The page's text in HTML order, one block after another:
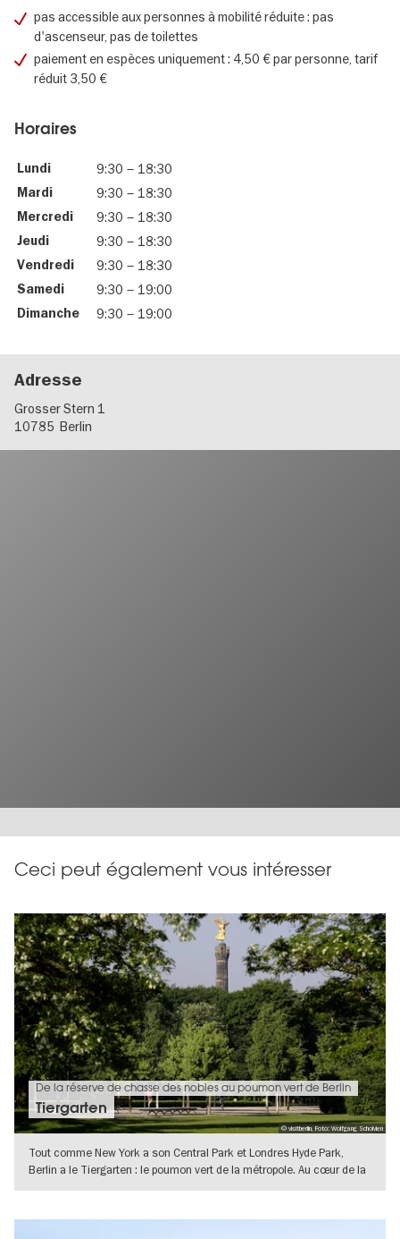
pas accessible aux personnes à mobilité réduite : pas
d'ascenseur, pas de toilettes
paiement en espèces uniquement : 4,50 € par personne, tarif
réduit 3,50 €
Horaires
Lundi 9:30 – 18:30
Mardi 9:30 – 18:30
Mercredi 9:30 – 18:30
Jeudi 9:30 – 18:30
Vendredi 9:30 – 18:30
Samedi 9:30 – 19:00
Dimanche 9:30 – 19:00
Adresse
Grosser Stern 1
10785 Berlin
Ceci peut également vous intéresser
© visitberlin, Foto: Wolfgang Scholvien
De la réserve de chasse des nobles au poumon vert de Berlin
Tiergarten
Tout comme New York a son Central Park et Londres Hyde Park,
Berlin a le Tiergarten : le poumon vert de la métropole. Au cœur de la